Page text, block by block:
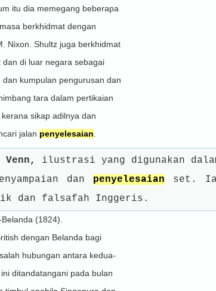
itu dia memegang beberapa
berkhidmat dengan
Nixon. Shultz juga berkhidmat
dan di luar negara sebagai
dan kumpulan pengurusan dan
tara dalam pertikaian
sikap adilnya dan
jalan penyelesaian
Venn,
ilustrasi yang digunakan
dan penyelesaian set. Ia
dan falsafah Inggeris.
(1824).
dengan Belanda bagi
hubungan antara kedua-
ditandatangani pada bulan